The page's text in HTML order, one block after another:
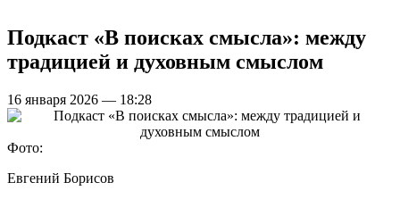
Подкаст «В поисках смысла»: между
традицией и духовным смыслом
16 января 2026 — 18:28
Фото:
Евгений Борисов